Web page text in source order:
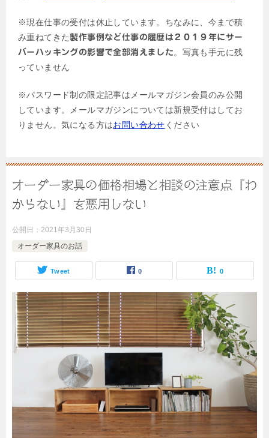
※現在仕事の受付は休止しています。ちなみに、今まで積
み重ねてきた製作事例など仕事の履歴は２０１９年にサー
バーハッキングの影響で全部消えました 。写真も手元に残
っていません
※パスワード制の限定記事はメールマガジン会員のみ公開
しています。メールマガジンについては新規受付はしてお
りません。気になる方はお問い合わせ ください
オーダー家具の価格相場と相談の注意点『わ
からない』を悪用しない
公開日： 2021年3月30日
オーダー家具のお話
Tweet 0 0